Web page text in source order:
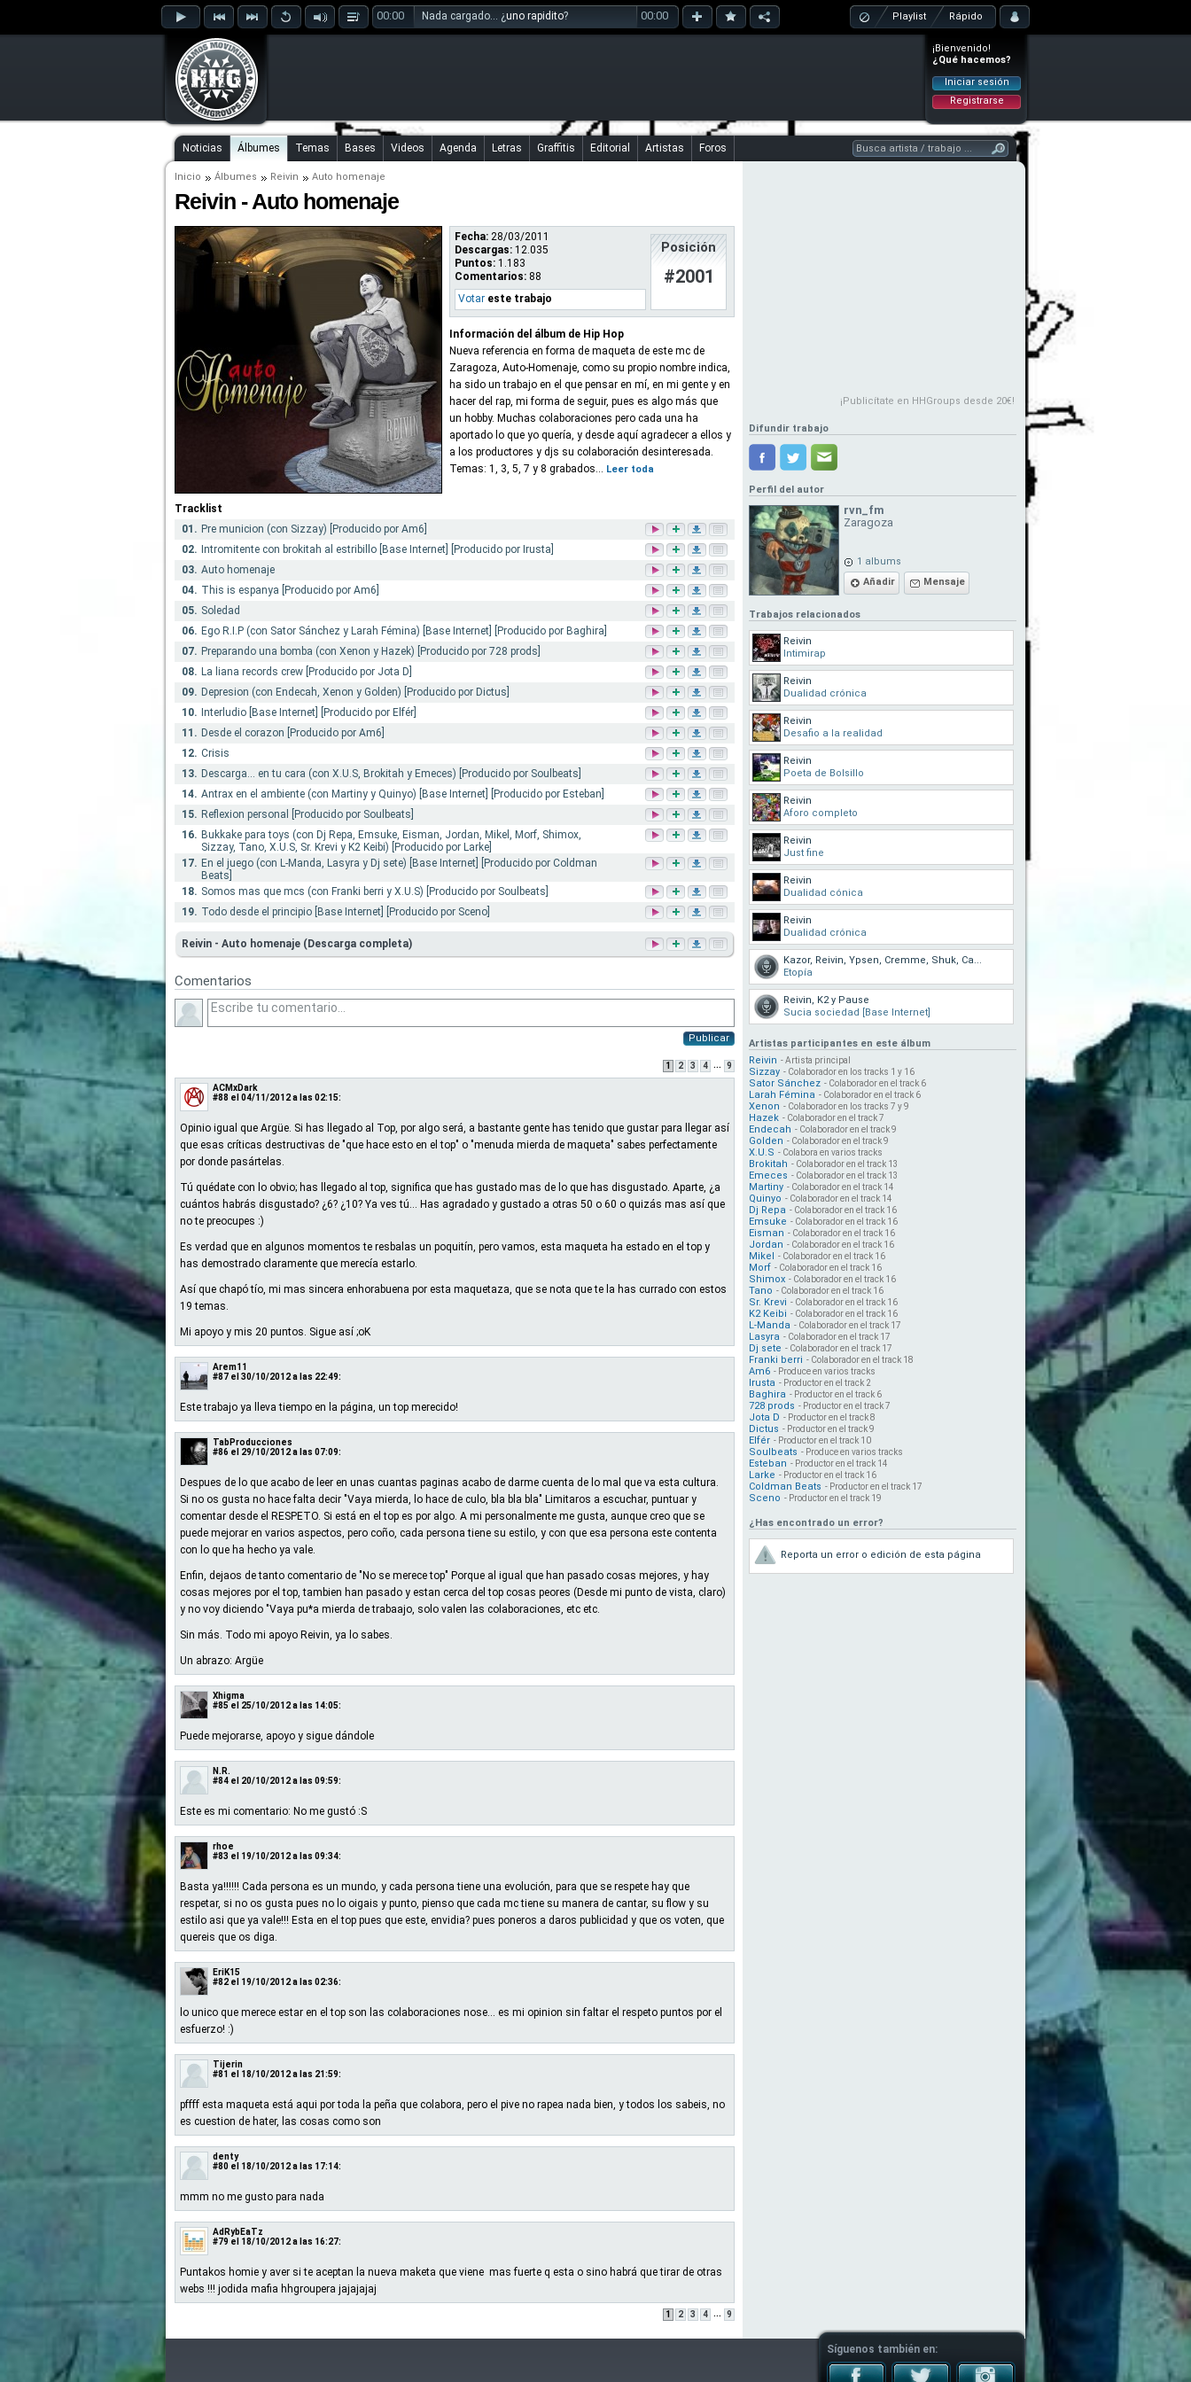
00:00 Nada cargado... ¿uno rapidito? 00:00 Playlist Rápido
¡Bienvenido!
¿Qué hacemos?
Iniciar sesión
Registrarse
Noticias Álbumes Temas Bases Videos Agenda Letras Graffitis Editorial Artistas Foros
Inicio Álbumes Reivin Auto homenaje
Reivin - Auto homenaje
Fecha: 28/03/2011
Descargas: 12.035
Puntos: 1.183
Comentarios: 88
Votar este trabajo
Posición
#2001
Información del álbum de Hip Hop
Nueva referencia en forma de maqueta de este mc de
Zaragoza, Auto-Homenaje, como su propio nombre indica,
ha sido un trabajo en el que pensar en mí, en mi gente y en
hacer del rap, mi forma de seguir, pues es algo más que
un hobby. Muchas colaboraciones pero cada una ha
aportado lo que yo quería, y desde aquí agradecer a ellos y
a los productores y djs su colaboración desinteresada.
Temas: 1, 3, 5, 7 y 8 grabados... Leer toda
Tracklist
01. Pre municion (con Sizzay) [Producido por Am6]
02. Intromitente con brokitah al estribillo [Base Internet] [Producido por Irusta]
03. Auto homenaje
04. This is espanya [Producido por Am6]
05. Soledad
06. Ego R.I.P (con Sator Sánchez y Larah Fémina) [Base Internet] [Producido por Baghira]
07. Preparando una bomba (con Xenon y Hazek) [Producido por 728 prods]
08. La liana records crew [Producido por Jota D]
09. Depresion (con Endecah, Xenon y Golden) [Producido por Dictus]
10. Interludio [Base Internet] [Producido por Elfér]
11. Desde el corazon [Producido por Am6]
12. Crisis
13. Descarga... en tu cara (con X.U.S, Brokitah y Emeces) [Producido por Soulbeats]
14. Antrax en el ambiente (con Martiny y Quinyo) [Base Internet] [Producido por Esteban]
15. Reflexion personal [Producido por Soulbeats]
16. Bukkake para toys (con Dj Repa, Emsuke, Eisman, Jordan, Mikel, Morf, Shimox,
Sizzay, Tano, X.U.S, Sr. Krevi y K2 Keibi) [Producido por Larke]
17. En el juego (con L-Manda, Lasyra y Dj sete) [Base Internet] [Producido por Coldman
Beats]
18. Somos mas que mcs (con Franki berri y X.U.S) [Producido por Soulbeats]
19. Todo desde el principio [Base Internet] [Producido por Sceno]
Reivin - Auto homenaje (Descarga completa)
Comentarios
Publicar
1 2 3 4 ... 9
ACMxDark
#88 el 04/11/2012 a las 02:15:
Opinio igual que Argüe. Si has llegado al Top, por algo será, a bastante gente has tenido que gustar para llegar así
que esas críticas destructivas de "que hace esto en el top" o "menuda mierda de maqueta" sabes perfectamente
por donde pasártelas.
Tú quédate con lo obvio; has llegado al top, significa que has gustado mas de lo que has disgustado. Aparte, ¿a
cuántos habrás disgustado? ¿6? ¿10? Ya ves tú... Has agradado y gustado a otras 50 o 60 o quizás mas así que
no te preocupes :)
Es verdad que en algunos momentos te resbalas un poquitín, pero vamos, esta maqueta ha estado en el top y
has demostrado claramente que merecía estarlo.
Así que chapó tío, mi mas sincera enhorabuena por esta maquetaza, que se nota que te la has currado con estos
19 temas.
Mi apoyo y mis 20 puntos. Sigue así ;oK
Arem11
#87 el 30/10/2012 a las 22:49:
Este trabajo ya lleva tiempo en la página, un top merecido!
TabProducciones
#86 el 29/10/2012 a las 07:09:
Despues de lo que acabo de leer en unas cuantas paginas acabo de darme cuenta de lo mal que va esta cultura.
Si no os gusta no hace falta decir "Vaya mierda, lo hace de culo, bla bla bla" Limitaros a escuchar, puntuar y
comentar desde el RESPETO. Si está en el top es por algo. A mi personalmente me gusta, aunque creo que se
puede mejorar en varios aspectos, pero coño, cada persona tiene su estilo, y con que esa persona este contenta
con lo que ha hecho ya vale.
Enfin, dejaos de tanto comentario de "No se merece top" Porque al igual que han pasado cosas mejores, y hay
cosas mejores por el top, tambien han pasado y estan cerca del top cosas peores (Desde mi punto de vista, claro)
y no voy diciendo "Vaya pu*a mierda de trabaajo, solo valen las colaboraciones, etc etc.
Sin más. Todo mi apoyo Reivin, ya lo sabes.
Un abrazo: Argüe
Xhigma
#85 el 25/10/2012 a las 14:05:
Puede mejorarse, apoyo y sigue dándole
N.R.
#84 el 20/10/2012 a las 09:59:
Este es mi comentario: No me gustó :S
rhoe
#83 el 19/10/2012 a las 09:34:
Basta ya!!!!!! Cada persona es un mundo, y cada persona tiene una evolución, para que se respete hay que
respetar, si no os gusta pues no lo oigais y punto, pienso que cada mc tiene su manera de cantar, su flow y su
estilo asi que ya vale!!! Esta en el top pues que este, envidia? pues poneros a daros publicidad y que os voten, que
quereis que os diga.
EriK15
#82 el 19/10/2012 a las 02:36:
lo unico que merece estar en el top son las colaboraciones nose... es mi opinion sin faltar el respeto puntos por el
esfuerzo! :)
Tijerin
#81 el 18/10/2012 a las 21:59:
pffff esta maqueta está aqui por toda la peña que colabora, pero el pive no rapea nada bien, y todos los sabeis, no
es cuestion de hater, las cosas como son
denty
#80 el 18/10/2012 a las 17:14:
mmm no me gusto para nada
AdRybEaTz
#79 el 18/10/2012 a las 16:27:
Puntakos homie y aver si te aceptan la nueva maketa que viene mas fuerte q esta o sino habrá que tirar de otras
webs !!! jodida mafia hhgroupera jajajajaj
1 2 3 4 ... 9
¡Publicítate en HHGroups desde 20€!
Difundir trabajo
Perfil del autor
rvn_fm
Zaragoza
1 albums
Añadir
Mensaje
Trabajos relacionados
Reivin
Intimirap
Reivin
Dualidad crónica
Reivin
Desafio a la realidad
Reivin
Poeta de Bolsillo
Reivin
Aforo completo
Reivin
Just fine
Reivin
Dualidad cónica
Reivin
Dualidad crónica
Kazor, Reivin, Ypsen, Cremme, Shuk, Ca...
Etopía
Reivin, K2 y Pause
Sucia sociedad [Base Internet]
Artistas participantes en este álbum
Reivin - Artista principal
Sizzay - Colaborador en los tracks 1 y 16
Sator Sánchez - Colaborador en el track 6
Larah Fémina - Colaborador en el track 6
Xenon - Colaborador en los tracks 7 y 9
Hazek - Colaborador en el track 7
Endecah - Colaborador en el track 9
Golden - Colaborador en el track 9
X.U.S - Colabora en varios tracks
Brokitah - Colaborador en el track 13
Emeces - Colaborador en el track 13
Martiny - Colaborador en el track 14
Quinyo - Colaborador en el track 14
Dj Repa - Colaborador en el track 16
Emsuke - Colaborador en el track 16
Eisman - Colaborador en el track 16
Jordan - Colaborador en el track 16
Mikel - Colaborador en el track 16
Morf - Colaborador en el track 16
Shimox - Colaborador en el track 16
Tano - Colaborador en el track 16
Sr. Krevi - Colaborador en el track 16
K2 Keibi - Colaborador en el track 16
L-Manda - Colaborador en el track 17
Lasyra - Colaborador en el track 17
Dj sete - Colaborador en el track 17
Franki berri - Colaborador en el track 18
Am6 - Produce en varios tracks
Irusta - Productor en el track 2
Baghira - Productor en el track 6
728 prods - Productor en el track 7
Jota D - Productor en el track 8
Dictus - Productor en el track 9
Elfér - Productor en el track 10
Soulbeats - Produce en varios tracks
Esteban - Productor en el track 14
Larke - Productor en el track 16
Coldman Beats - Productor en el track 17
Sceno - Productor en el track 19
¿Has encontrado un error?
Reporta un error o edición de esta página
Síguenos también en: